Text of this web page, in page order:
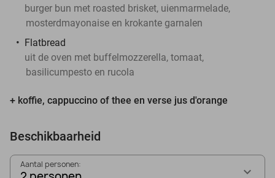
burger bun met roasted brisket, uienmarmelade,
mosterdmayonaise en krokante garnalen
Flatbread
uit de oven met buffelmozzerella, tomaat,
basilicumpesto en rucola
+ koffie, cappuccino of thee en verse jus d'orange
Beschikbaarheid
Aantal personen: